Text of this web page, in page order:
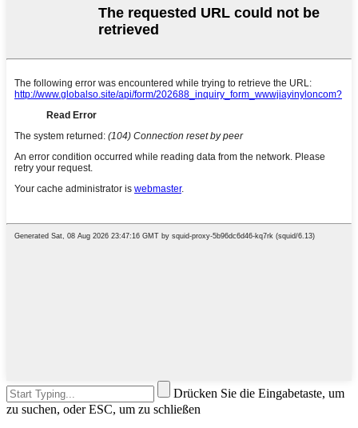
Drücken Sie die Eingabetaste, um
zu suchen, oder ESC, um zu schließen